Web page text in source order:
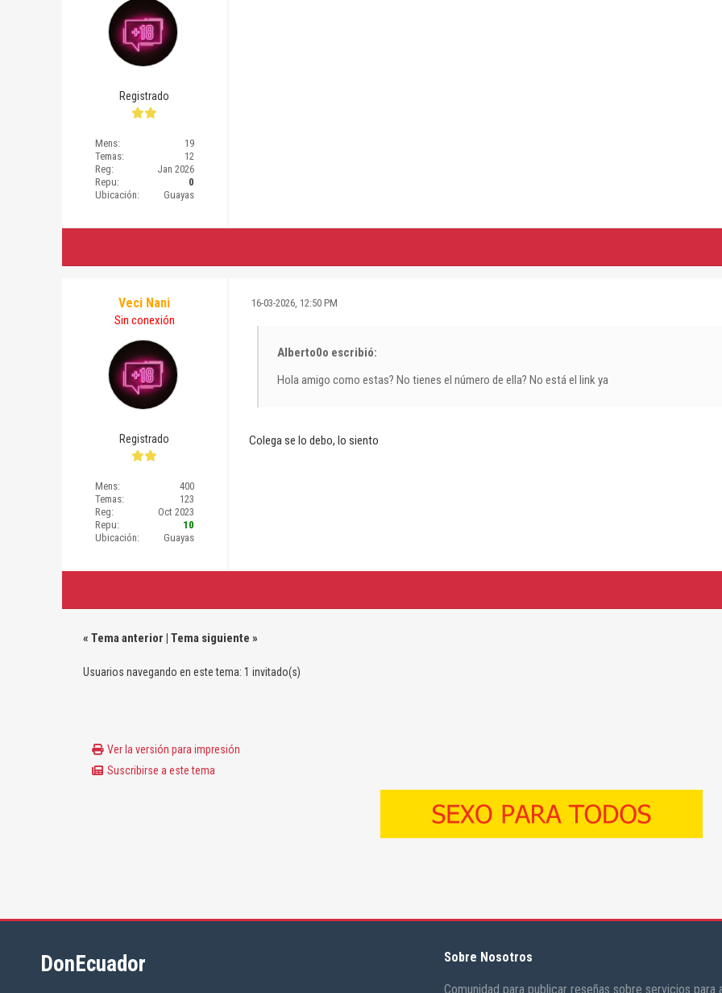
Registrado
Mens:
19
Temas:
12
Reg:
Jan 2026
Repu:
0
Ubicación:
Guayas
Veci Nani
Sin conexión
Registrado
Mens:
400
Temas:
123
Reg:
Oct 2023
Repu:
10
Ubicación:
Guayas
16-03-2026, 12:50 PM
Alberto0o escribió:
Hola amigo como estas? No tienes el número de ella? No está el link ya
Colega se lo debo, lo siento
« Tema anterior | Tema siguiente »
Usuarios navegando en este tema: 1 invitado(s)
Ver la versión para impresión
Suscribirse a este tema
DonEcuador Sobre Nosotros
Comunidad para publicar reseñas sobre servicios para